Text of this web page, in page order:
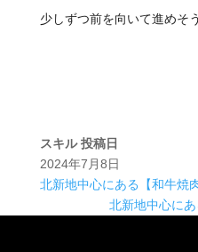
少しずつ前を向いて進めそ
スキル 投稿日
2024年7月8日
北新地中心にある【和牛焼
北新地中心に